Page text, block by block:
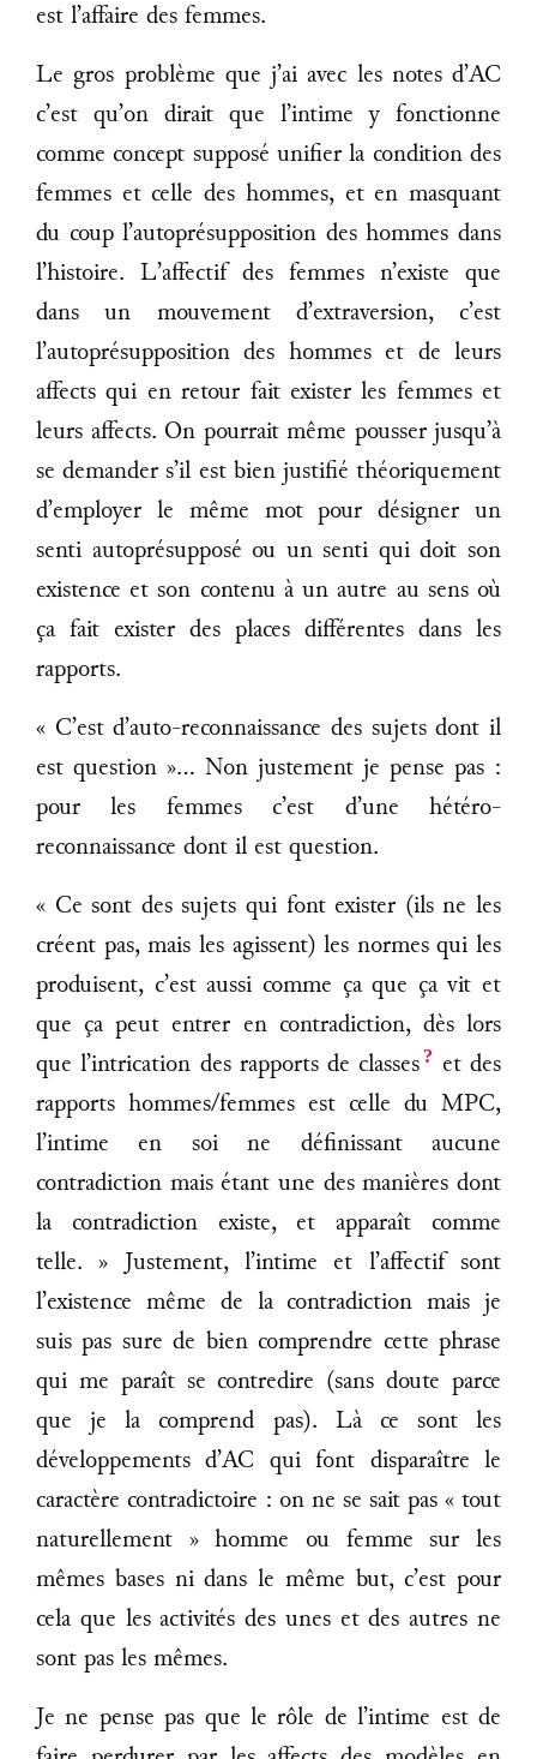
est l’affaire des femmes.
Le gros problème que j’ai avec les notes d’AC
c’est qu’on dirait que l’intime y fonctionne
comme concept supposé unifier la condition des
femmes et celle des hommes, et en masquant
du coup l’autoprésupposition des hommes dans
l’histoire. L’affectif des femmes n’existe que
dans un mouvement d’extraversion, c’est
l’autoprésupposition des hommes et de leurs
affects qui en retour fait exister les femmes et
leurs affects. On pourrait même pousser jusqu’à
se demander s’il est bien justifié théoriquement
d’employer le même mot pour désigner un
senti autoprésupposé ou un senti qui doit son
existence et son contenu à un autre au sens où
ça fait exister des places différentes dans les
rapports.
« C’est d’auto-reconnaissance des sujets dont il
est question »... Non justement je pense pas :
pour les femmes c’est d’une hétéro-
reconnaissance dont il est question.
« Ce sont des sujets qui font exister (ils ne les
créent pas, mais les agissent) les normes qui les
produisent, c’est aussi comme ça que ça vit et
que ça peut entrer en contradiction, dès lors
que l’intrication des rapports de classes ? et des
rapports hommes/femmes est celle du MPC,
l’intime en soi ne définissant aucune
contradiction mais étant une des manières dont
la contradiction existe, et apparaît comme
telle. » Justement, l’intime et l’affectif sont
l’existence même de la contradiction mais je
suis pas sure de bien comprendre cette phrase
qui me paraît se contredire (sans doute parce
que je la comprend pas). Là ce sont les
développements d’AC qui font disparaître le
caractère contradictoire : on ne se sait pas « tout
naturellement » homme ou femme sur les
mêmes bases ni dans le même but, c’est pour
cela que les activités des unes et des autres ne
sont pas les mêmes.
Je ne pense pas que le rôle de l’intime est de